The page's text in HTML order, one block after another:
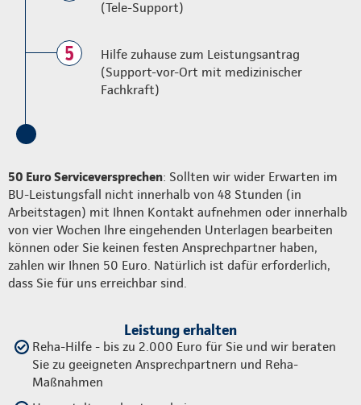
(Tele-Support)
5
Hilfe zuhause zum Leistungsantrag
(Support-vor-Ort mit medizinischer
Fachkraft)
50 Euro Serviceversprechen: Sollten wir wider Erwarten im
BU-Leistungsfall nicht innerhalb von 48 Stunden (in
Arbeitstagen) mit Ihnen Kontakt aufnehmen oder innerhalb
von vier Wochen Ihre eingehenden Unterlagen bearbeiten
können oder Sie keinen festen Ansprechpartner haben,
zahlen wir Ihnen 50 Euro. Natürlich ist dafür erforderlich,
dass Sie für uns erreichbar sind.
Leistung erhalten
Reha-Hilfe - bis zu 2.000 Euro für Sie und wir beraten
Sie zu geeigneten Ansprechpartnern und Reha-
Maßnahmen